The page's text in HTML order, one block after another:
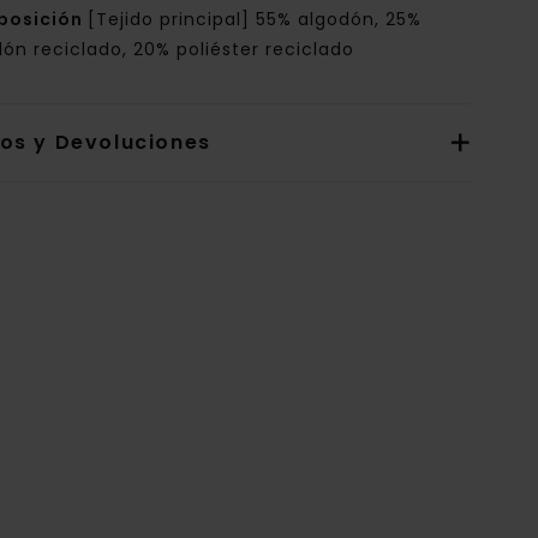
[Tejido principal] 55% algodón, 25%
reciclado, 20% poliéster reciclado
y Devoluciones